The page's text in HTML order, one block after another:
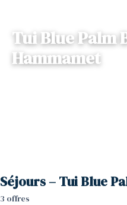
Tui Blue Palm
Hammamet
Séjours – Tui Blue
3 offres